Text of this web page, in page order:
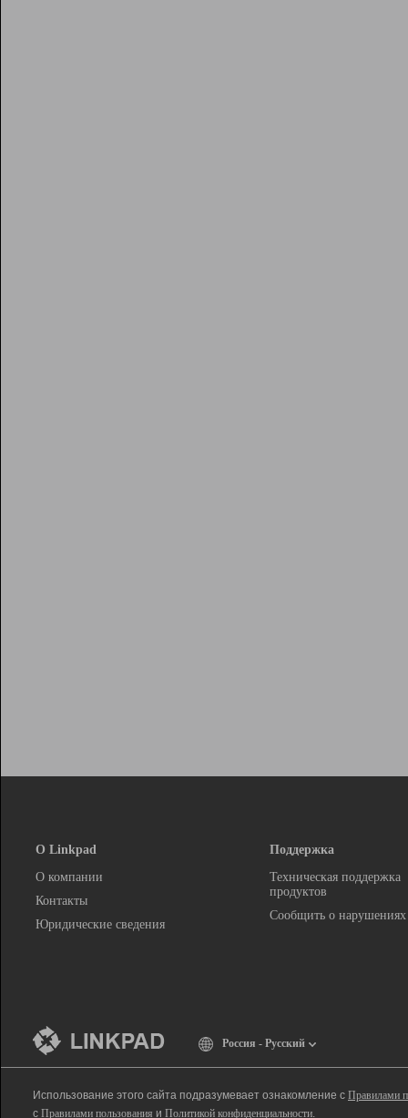
О Linkpad
О компании
Контакты
Юридические сведения
Поддержка
Техническая поддержка
продуктов
Сообщить о нарушениях
Россия - Русский
Использование этого сайта подразумевает ознакомление с Правилами
с Правилами пользования и Политикой конфиденциальности.